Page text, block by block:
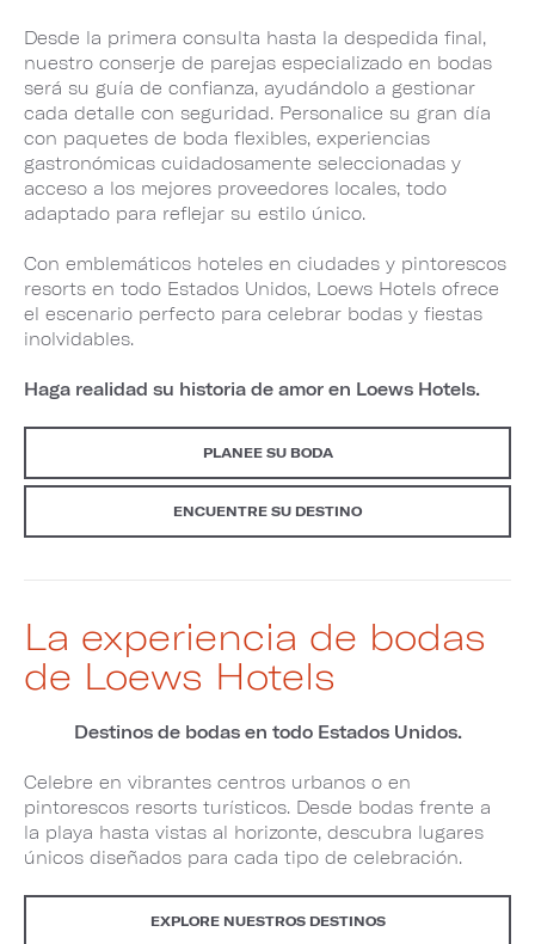
Desde la primera consulta hasta la despedida final,
nuestro conserje de parejas especializado en bodas
será su guía de confianza, ayudándolo a gestionar
cada detalle con seguridad. Personalice su gran día
con paquetes de boda flexibles, experiencias
gastronómicas cuidadosamente seleccionadas y
acceso a los mejores proveedores locales, todo
adaptado para reflejar su estilo único.
Con emblemáticos hoteles en ciudades y pintorescos
resorts en todo Estados Unidos, Loews Hotels ofrece
el escenario perfecto para celebrar bodas y fiestas
inolvidables.
Haga realidad su historia de amor en Loews Hotels.
PLANEE SU BODA
ENCUENTRE SU DESTINO
La experiencia de bodas
de Loews Hotels
Destinos de bodas en todo Estados Unidos.
Celebre en vibrantes centros urbanos o en
pintorescos resorts turísticos. Desde bodas frente a
la playa hasta vistas al horizonte, descubra lugares
únicos diseñados para cada tipo de celebración.
EXPLORE NUESTROS DESTINOS